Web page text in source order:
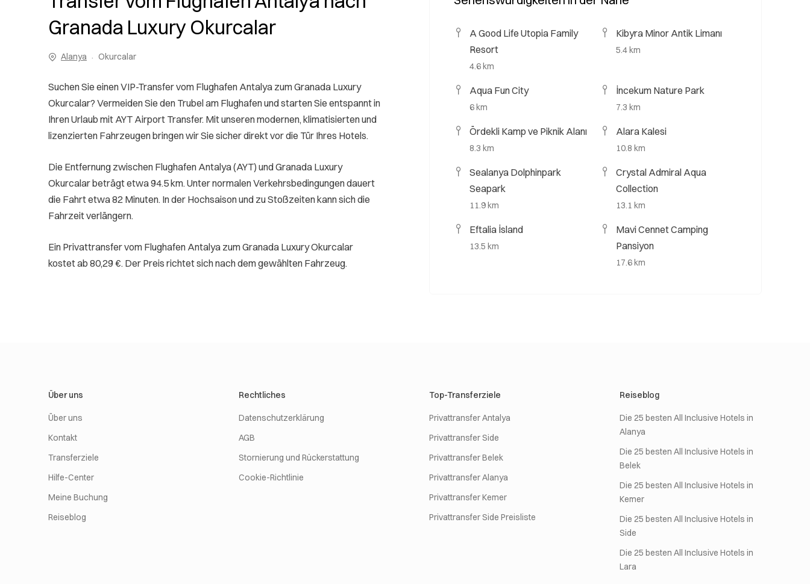
Granada Luxury Okurcalar
Alanya Okurcalar
Suchen Sie einen VIP-Transfer vom Flughafen Antalya zum Granada Luxury
Okurcalar? Vermeiden Sie den Trubel am Flughafen und starten Sie entspannt in
Ihren Urlaub mit AYT Airport Transfer. Mit unseren modernen, klimatisierten und
lizenzierten Fahrzeugen bringen wir Sie sicher direkt vor die Tür Ihres Hotels.
Die Entfernung zwischen Flughafen Antalya (AYT) und Granada Luxury
Okurcalar beträgt etwa 94.5 km. Unter normalen Verkehrsbedingungen dauert
die Fahrt etwa 82 Minuten. In der Hochsaison und zu Stoßzeiten kann sich die
Fahrzeit verlängern.
Ein Privattransfer vom Flughafen Antalya zum Granada Luxury Okurcalar
kostet ab 80,29 €. Der Preis richtet sich nach dem gewählten Fahrzeug.
A Good Life Utopia Family
Resort
4.6 km
Kibyra Minor Antik Limanı
5.4 km
Aqua Fun City
6 km
İncekum Nature Park
7.3 km
Ördekli Kamp ve Piknik Alanı
8.3 km
Alara Kalesi
10.8 km
Sealanya Dolphinpark
Seapark
11.9 km
Crystal Admiral Aqua
Collection
13.1 km
Eftalia İsland
13.5 km
Mavi Cennet Camping
Pansiyon
17.6 km
Über uns
Über uns
Kontakt
Transferziele
Hilfe-Center
Meine Buchung
Reiseblog
Rechtliches
Datenschutzerklärung
AGB
Stornierung und Rückerstattung
Cookie-Richtlinie
Top-Transferziele
Privattransfer Antalya
Privattransfer Side
Privattransfer Belek
Privattransfer Alanya
Privattransfer Kemer
Privattransfer Side Preisliste
Reiseblog
Die 25 besten All Inclusive Hotels in
Alanya
Die 25 besten All Inclusive Hotels in
Belek
Die 25 besten All Inclusive Hotels in
Kemer
Die 25 besten All Inclusive Hotels in
Side
Die 25 besten All Inclusive Hotels in
Lara